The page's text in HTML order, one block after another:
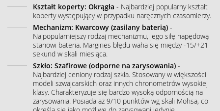
Kształt koperty: Okrągła - Najbardziej popularny kształt
koperty występujący w przypadku naręcznych czasomierzy.
Mechanizm: Kwarcowy (zasilany baterią) -
Najpopularniejszy rodzaj mechanizmu, jego siłę napędową
stanowi bateria. Margines błędu waha się między -15/+21
sekund w skali miesiąca.
Szkło: Szafirowe (odporne na zarysowania) -
Najbardziej ceniony rodzaj szkła. Stosowany w większości
modeli szwajcarskich oraz innych chronometrów wysokiej
klasy. Charakteryzuje się bardzo wysoką odpornością na
zarysowania. Posiada aż 9/10 punktów wg skali Mohsa, co